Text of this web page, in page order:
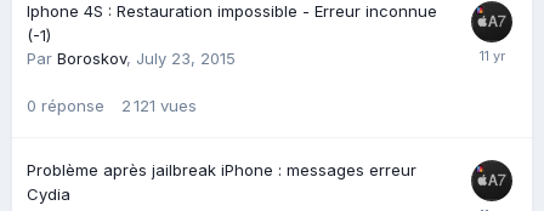
Iphone 4S : Restauration impossible - Erreur inconnue
(-1)
Par Boroskov, July 23, 2015
0 réponse 2 121 vues
Problème après jailbreak iPhone : messages erreur
Cydia